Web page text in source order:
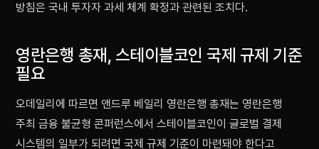
방침은 국내 투자자 과세 체계 확정과 관련된 조치다.
영란은행 총재, 스테이블코인 국제 규제 기준
필요
오데일리에 따르면 앤드루 베일리 영란은행 총재는 영란은행
주최 금융 불균형 콘퍼런스에서 스테이블코인이 글로벌 결제
시스템의 일부가 되려면 국제 규제 기준이 마련돼야 한다고